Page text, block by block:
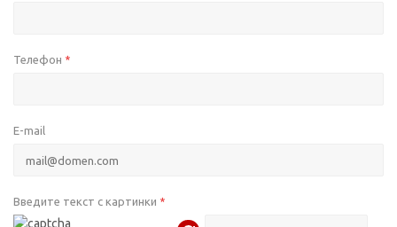
Телефон *
E-mail
Введите текст с картинки *